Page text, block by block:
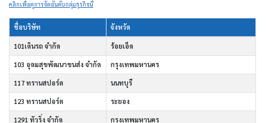
คลิกเพื่อดูการจัดอันดับกลุ่มธุรกิจนี้
ชื่อบริษัท จังหวัด
101เดินรถ จำกัด ร้อยเอ็ด
103 อุดมสุขพัฒนาขนส่ง จำกัด กรุงเทพมหานคร
117 ทรานสปอร์ต นนทบุรี
123 ทรานสปอร์ต ระยอง
1291 ทัวริ่ง จำกัด กรุงเทพมหานคร